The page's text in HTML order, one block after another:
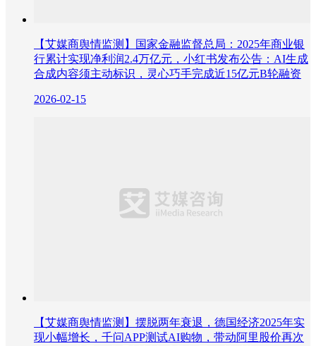
【艾媒商舆情监测】国家金融监督总局：2025年商业银
行累计实现净利润2.4万亿元，小红书发布公告：AI生成
合成内容须主动标识，灵心巧手完成近15亿元B轮融资
2026-02-15
【艾媒商舆情监测】摆脱两年衰退，德国经济2025年实
现小幅增长，千问APP测试AI购物，带动阿里股价再次